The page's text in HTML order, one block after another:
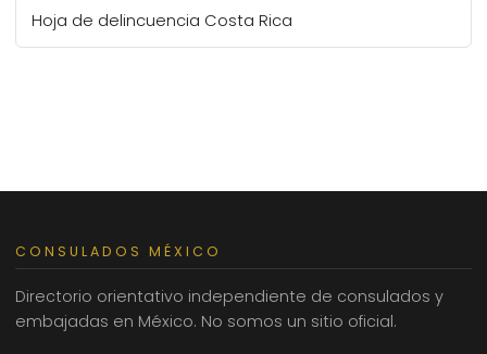
Hoja de delincuencia Costa Rica
CONSULADOS MÉXICO
Directorio orientativo independiente de consulados y
embajadas en México. No somos un sitio oficial.